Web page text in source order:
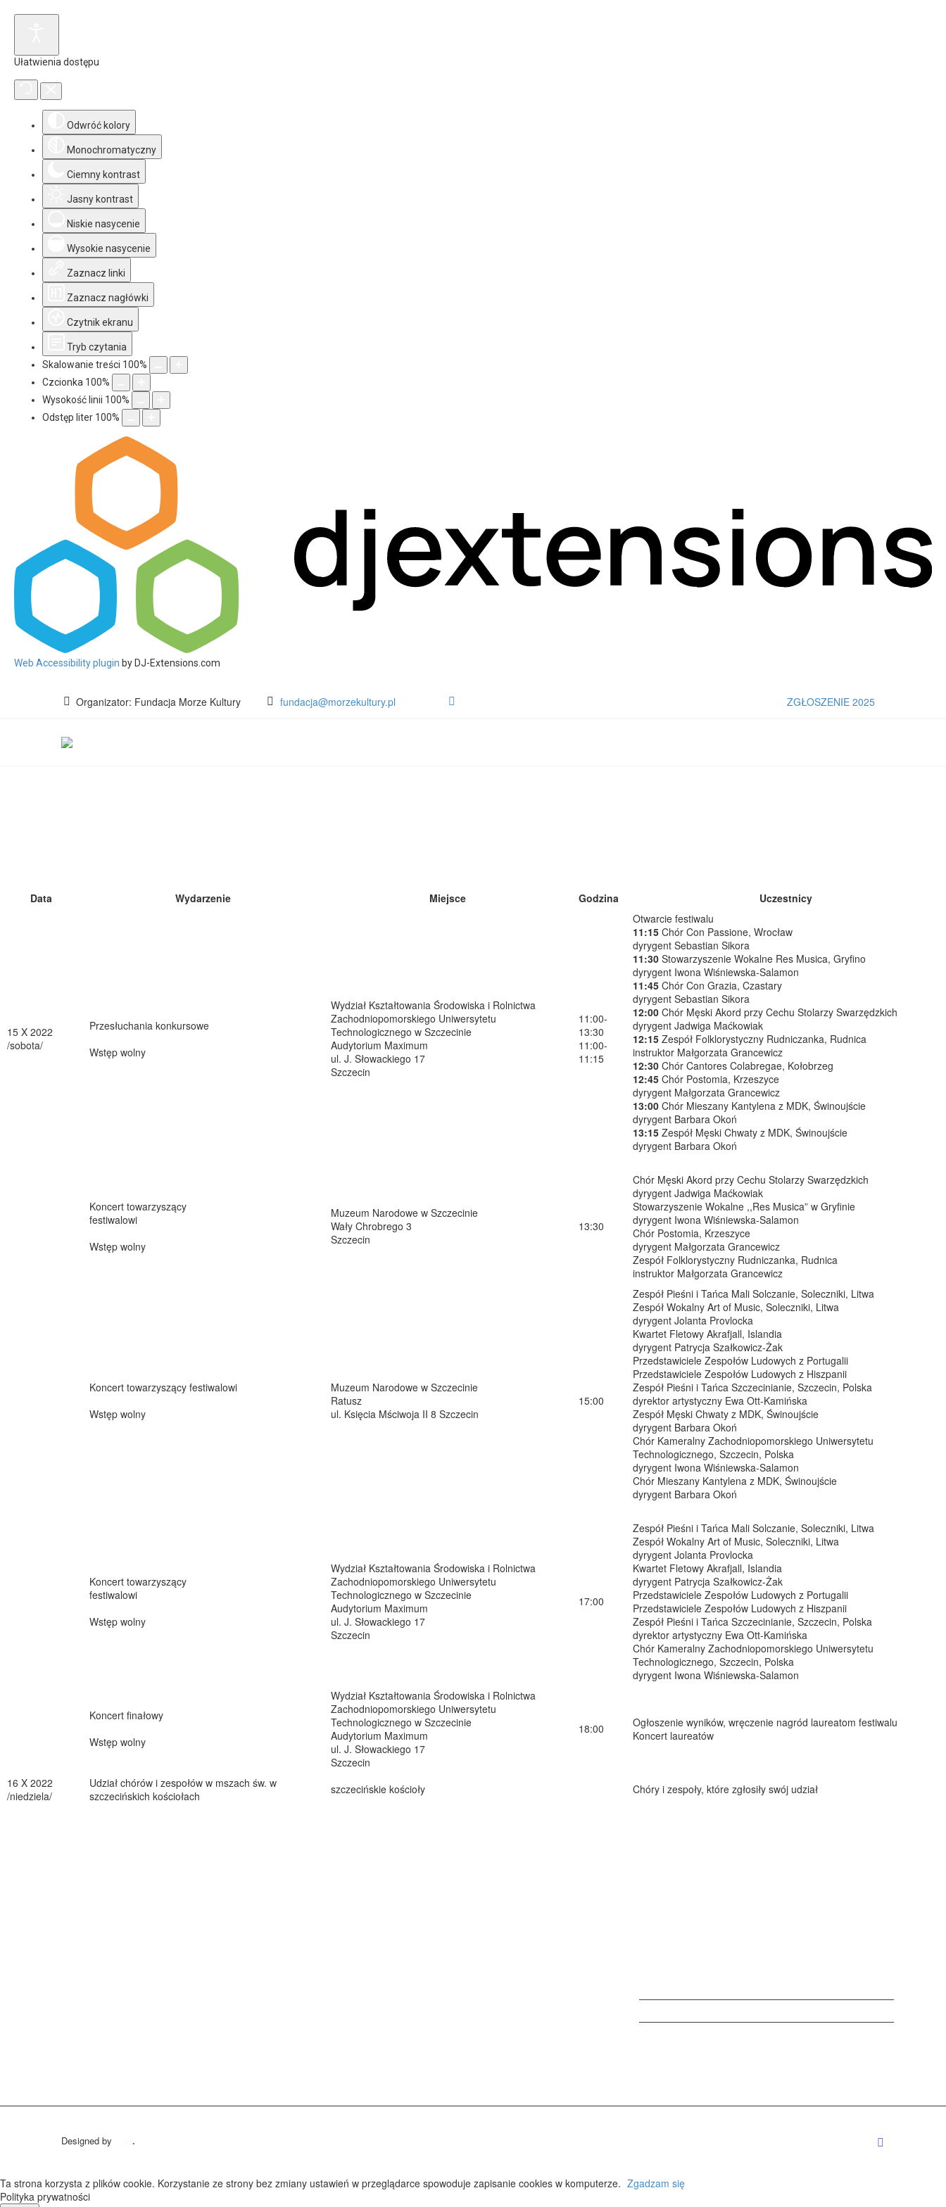
Ułatwienia dostępu
Odwróć kolory
Monochromatyczny
Ciemny kontrast
Jasny kontrast
Niskie nasycenie
Wysokie nasycenie
Zaznacz linki
Zaznacz nagłówki
Czytnik ekranu
Tryb czytania
Skalowanie treści 100%
Czcionka 100%
Wysokość linii 100%
Odstęp liter 100%
Web Accessibility plugin by DJ-Extensions.com
Organizator: Fundacja Morze Kultury fundacja@morzekultury.pl ZGŁOSZENIE 2025
Data Wydarzenie Miejsce Godzina Uczestnicy
15 X 2022
/sobota/
Przesłuchania konkursowe
Wstęp wolny
Wydział Kształtowania Środowiska i Rolnictwa
Zachodniopomorskiego Uniwersytetu
Technologicznego w Szczecinie
Audytorium Maximum
ul. J. Słowackiego 17
Szczecin
11:00-
13:30
11:00-
11:15
Otwarcie festiwalu
11:15 Chór Con Passione, Wrocław
dyrygent Sebastian Sikora
11:30 Stowarzyszenie Wokalne Res Musica, Gryfino
dyrygent Iwona Wiśniewska-Salamon
11:45 Chór Con Grazia, Czastary
dyrygent Sebastian Sikora
12:00 Chór Męski Akord przy Cechu Stolarzy Swarzędzkich
dyrygent Jadwiga Maćkowiak
12:15 Zespół Folklorystyczny Rudniczanka, Rudnica
instruktor Małgorzata Grancewicz
12:30 Chór Cantores Colabregae, Kołobrzeg
12:45 Chór Postomia, Krzeszyce
dyrygent Małgorzata Grancewicz
13:00 Chór Mieszany Kantylena z MDK, Świnoujście
dyrygent Barbara Okoń
13:15 Zespół Męski Chwaty z MDK, Świnoujście
dyrygent Barbara Okoń
Koncert towarzyszący
festiwalowi
Wstęp wolny
Muzeum Narodowe w Szczecinie
Wały Chrobrego 3
Szczecin
13:30
Chór Męski Akord przy Cechu Stolarzy Swarzędzkich
dyrygent Jadwiga Maćkowiak
Stowarzyszenie Wokalne ,,Res Musica” w Gryfinie
dyrygent Iwona Wiśniewska-Salamon
Chór Postomia, Krzeszyce
dyrygent Małgorzata Grancewicz
Zespół Folklorystyczny Rudniczanka, Rudnica
instruktor Małgorzata Grancewicz
Koncert towarzyszący festiwalowi
Wstęp wolny
Muzeum Narodowe w Szczecinie
Ratusz
ul. Księcia Mściwoja II 8 Szczecin
15:00
Zespół Pieśni i Tańca Mali Solczanie, Soleczniki, Litwa
Zespół Wokalny Art of Music, Soleczniki, Litwa
dyrygent Jolanta Provlocka
Kwartet Fletowy Akrafjall, Islandia
dyrygent Patrycja Szałkowicz-Żak
Przedstawiciele Zespołów Ludowych z Portugalii
Przedstawiciele Zespołów Ludowych z Hiszpanii
Zespół Pieśni i Tańca Szczecinianie, Szczecin, Polska
dyrektor artystyczny Ewa Ott-Kamińska
Zespół Męski Chwaty z MDK, Świnoujście
dyrygent Barbara Okoń
Chór Kameralny Zachodniopomorskiego Uniwersytetu
Technologicznego, Szczecin, Polska
dyrygent Iwona Wiśniewska-Salamon
Chór Mieszany Kantylena z MDK, Świnoujście
dyrygent Barbara Okoń
Koncert towarzyszący
festiwalowi
Wstęp wolny
Wydział Kształtowania Środowiska i Rolnictwa
Zachodniopomorskiego Uniwersytetu
Technologicznego w Szczecinie
Audytorium Maximum
ul. J. Słowackiego 17
Szczecin
17:00
Zespół Pieśni i Tańca Mali Solczanie, Soleczniki, Litwa
Zespół Wokalny Art of Music, Soleczniki, Litwa
dyrygent Jolanta Provlocka
Kwartet Fletowy Akrafjall, Islandia
dyrygent Patrycja Szałkowicz-Żak
Przedstawiciele Zespołów Ludowych z Portugalii
Przedstawiciele Zespołów Ludowych z Hiszpanii
Zespół Pieśni i Tańca Szczecinianie, Szczecin, Polska
dyrektor artystyczny Ewa Ott-Kamińska
Chór Kameralny Zachodniopomorskiego Uniwersytetu
Technologicznego, Szczecin, Polska
dyrygent Iwona Wiśniewska-Salamon
Koncert finałowy
Wstęp wolny
Wydział Kształtowania Środowiska i Rolnictwa
Zachodniopomorskiego Uniwersytetu
Technologicznego w Szczecinie
Audytorium Maximum
ul. J. Słowackiego 17
Szczecin
18:00
Ogłoszenie wyników, wręczenie nagród laureatom festiwalu
Koncert laureatów
16 X 2022
/niedziela/
Udział chórów i zespołów w mszach św. w
szczecińskich kościołach
szczecińskie kościoły Chóry i zespoły, które zgłosiły swój udział
Designed by .
Ta strona korzysta z plików cookie. Korzystanie ze strony bez zmiany ustawień w przeglądarce spowoduje zapisanie cookies w komputerze. Zgadzam się
Polityka prywatności